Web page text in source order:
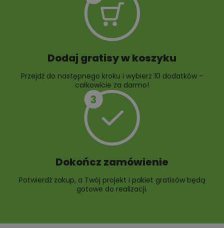
Dodaj gratisy w koszyku
Przejdź do następnego kroku i wybierz 10 dodatków –
całkowicie za darmo!
Dokończ zamówienie
Potwierdź zakup, a Twój projekt i pakiet gratisów będą
gotowe do realizacji.